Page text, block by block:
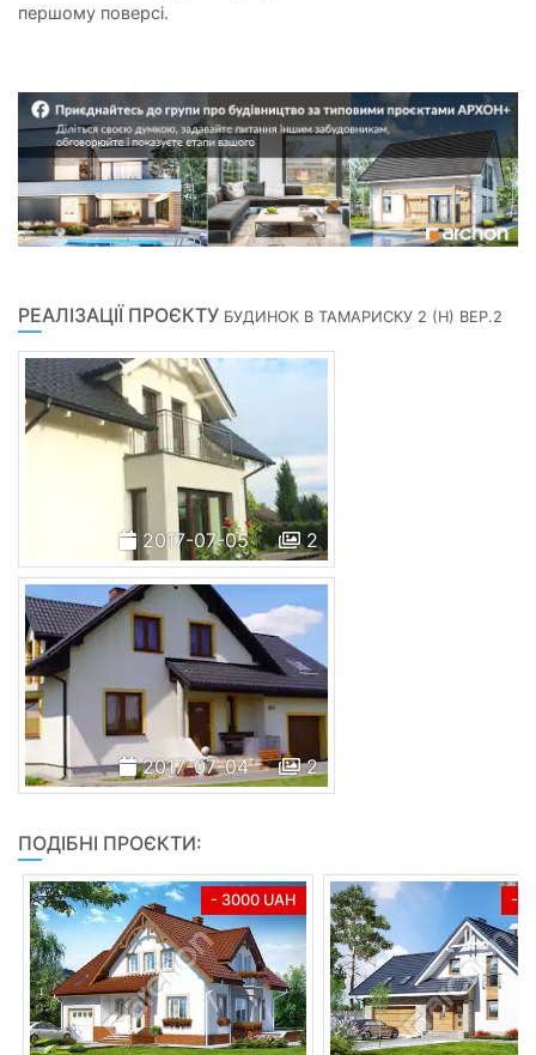
першому поверсі.
РЕАЛІЗАЦІЇ ПРОЄКТУ БУДИНОК В ТАМАРИСКУ 2 (Н) ВЕР.2
2017-07-05 2
2017-07-04 2
ПОДІБНІ ПРОЄКТИ:
- 3000 UAH -